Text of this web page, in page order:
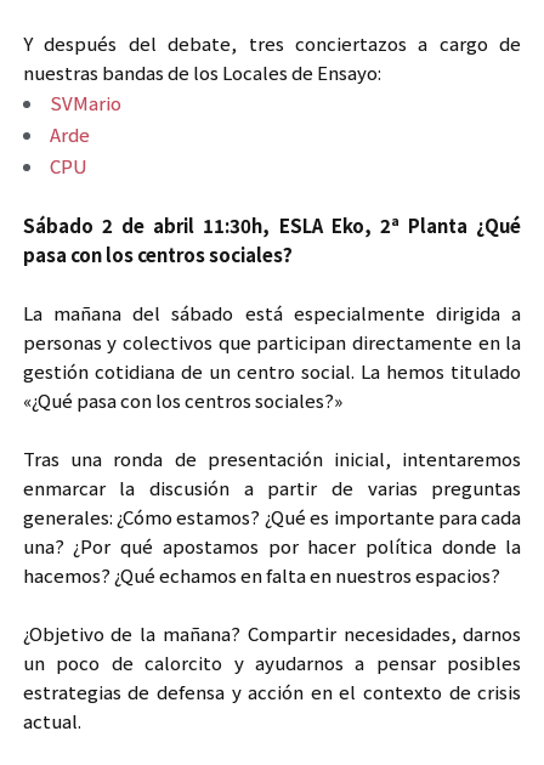
Y después del debate, tres conciertazos a cargo de
nuestras bandas de los Locales de Ensayo:
SVMario
Arde
CPU
Sábado 2 de abril 11:30h, ESLA Eko, 2ª Planta ¿Qué
pasa con los centros sociales?
La mañana del sábado está especialmente dirigida a
personas y colectivos que participan directamente en la
gestión cotidiana de un centro social. La hemos titulado
«¿Qué pasa con los centros sociales?»
Tras una ronda de presentación inicial, intentaremos
enmarcar la discusión a partir de varias preguntas
generales: ¿Cómo estamos? ¿Qué es importante para cada
una? ¿Por qué apostamos por hacer política donde la
hacemos? ¿Qué echamos en falta en nuestros espacios?
¿Objetivo de la mañana? Compartir necesidades, darnos
un poco de calorcito y ayudarnos a pensar posibles
estrategias de defensa y acción en el contexto de crisis
actual.